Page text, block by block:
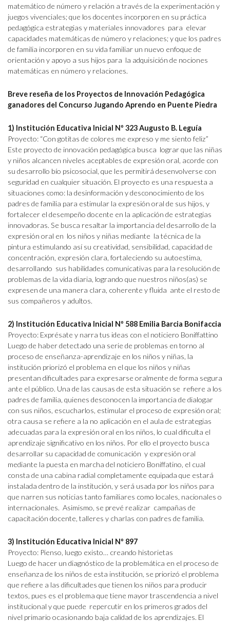
matemático de número y relación a través de la experimentación y
juegos vivenciales; que los docentes incorporen en su práctica
pedagógica estrategias y materiales innovadores para elevar
capacidades matemáticas de número y relaciones; y que los padres
de familia incorporen en su vida familiar un nuevo enfoque de
orientación y apoyo a sus hijos para la adquisición de nociones
matemáticas en número y relaciones.
Breve reseña de los Proyectos de Innovación Pedagógica
ganadores del Concurso Jugando Aprendo en Puente Piedra
1) Institución Educativa Inicial Nº 323 Augusto B. Leguía
Proyecto: “Con gotitas de colores me expreso y me siento feliz”
Este proyecto de innovación pedagógica busca lograr que las niñas
y niños alcancen niveles aceptables de expresión oral, acorde con
su desarrollo bío psicosocial, que les permitirá desenvolverse con
seguridad en cualquier situación. El proyecto es una respuesta a
situaciones como: la desinformación y desconocimiento de los
padres de familia para estimular la expresión oral de sus hijos, y
fortalecer el desempeño docente en la aplicación de estrategias
innovadoras. Se busca resaltar la importancia del desarrollo de la
expresión oral en los niños y niñas mediante la técnica de la
pintura estimulando así su creatividad, sensibilidad, capacidad de
concentración, expresión clara, fortaleciendo su autoestima,
desarrollando sus habilidades comunicativas para la resolución de
problemas de la vida diaria, logrando que nuestros niños(as) se
expresen de una manera clara, coherente y fluida ante el resto de
sus compañeros y adultos.
2) Institución Educativa Inicial Nº 588 Emilia Barcia Bonifaccia
Proyecto: Exprésate y narra tus ideas con el noticiero Boniffattino
Luego de haber detectado una serie de problemas en torno al
proceso de enseñanza-aprendizaje en los niños y niñas, la
institución priorizó el problema en el que los niños y niñas
presentan dificultades para expresarse oralmente de forma segura
ante el público. Una de las causas de esta situación se refiere a los
padres de familia, quienes desconocen la importancia de dialogar
con sus niños, escucharlos, estimular el proceso de expresión oral;
otra causa se refiere a la no aplicación en el aula de estrategias
adecuadas para la expresión oral en los niños, lo cual dificulta el
aprendizaje significativo en los niños. Por ello el proyecto busca
desarrollar su capacidad de comunicación y expresión oral
mediante la puesta en marcha del noticiero Boniffatino, el cual
consta de una cabina radial completamente equipada que estará
instalada dentro de la institución, y será usada por los niños para
que narren sus noticias tanto familiares como locales, nacionales o
internacionales. Asimismo, se prevé realizar campañas de
capacitación docente, talleres y charlas con padres de familia.
3) Institución Educativa Inicial Nº 897
Proyecto: Pienso, luego existo… creando historietas
Luego de hacer un diagnóstico de la problemática en el proceso de
enseñanza de los niños de esta institución, se priorizó el problema
que refiere a las dificultades que tienen los niños para producir
textos, pues es el problema que tiene mayor trascendencia a nivel
institucional y que puede repercutir en los primeros grados del
nivel primario ocasionando baja calidad de los aprendizajes. El